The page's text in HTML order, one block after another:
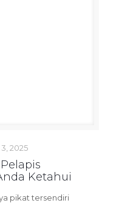
2025
Ketahui
pikat tersendiri